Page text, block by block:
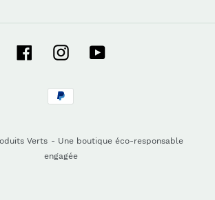
FacebookInstagramYouTube
Moyens
de
Verts - Une boutique éco-responsable
engagée